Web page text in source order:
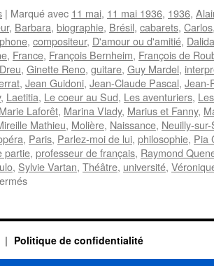
| Marqué avec 11 mai, 11 mai 1936, 1936,
, Barbara, biographie, Brésil, cabarets, Carlos
, compositeur, D'amour ou d'amitié, Dalida
, France, François Bernheim, François de
, Ginette Reno, guitare, Guy Mardel,
, Jean Guidoni, Jean-Claude Pascal, Jean-
, Laetitia, Le coeur au Sud, Les aventuriers,
Marie Laforêt, Marina Vlady, Marius et Fanny,
Mathieu, Molière, Naissance, Neuilly-
, Paris, Parlez-moi de lui, philosophie, Pia
partie, professeur de français, Raymond
, Sylvie Vartan, Théâtre, université,
sur
Pierre
Politique de confidentialité